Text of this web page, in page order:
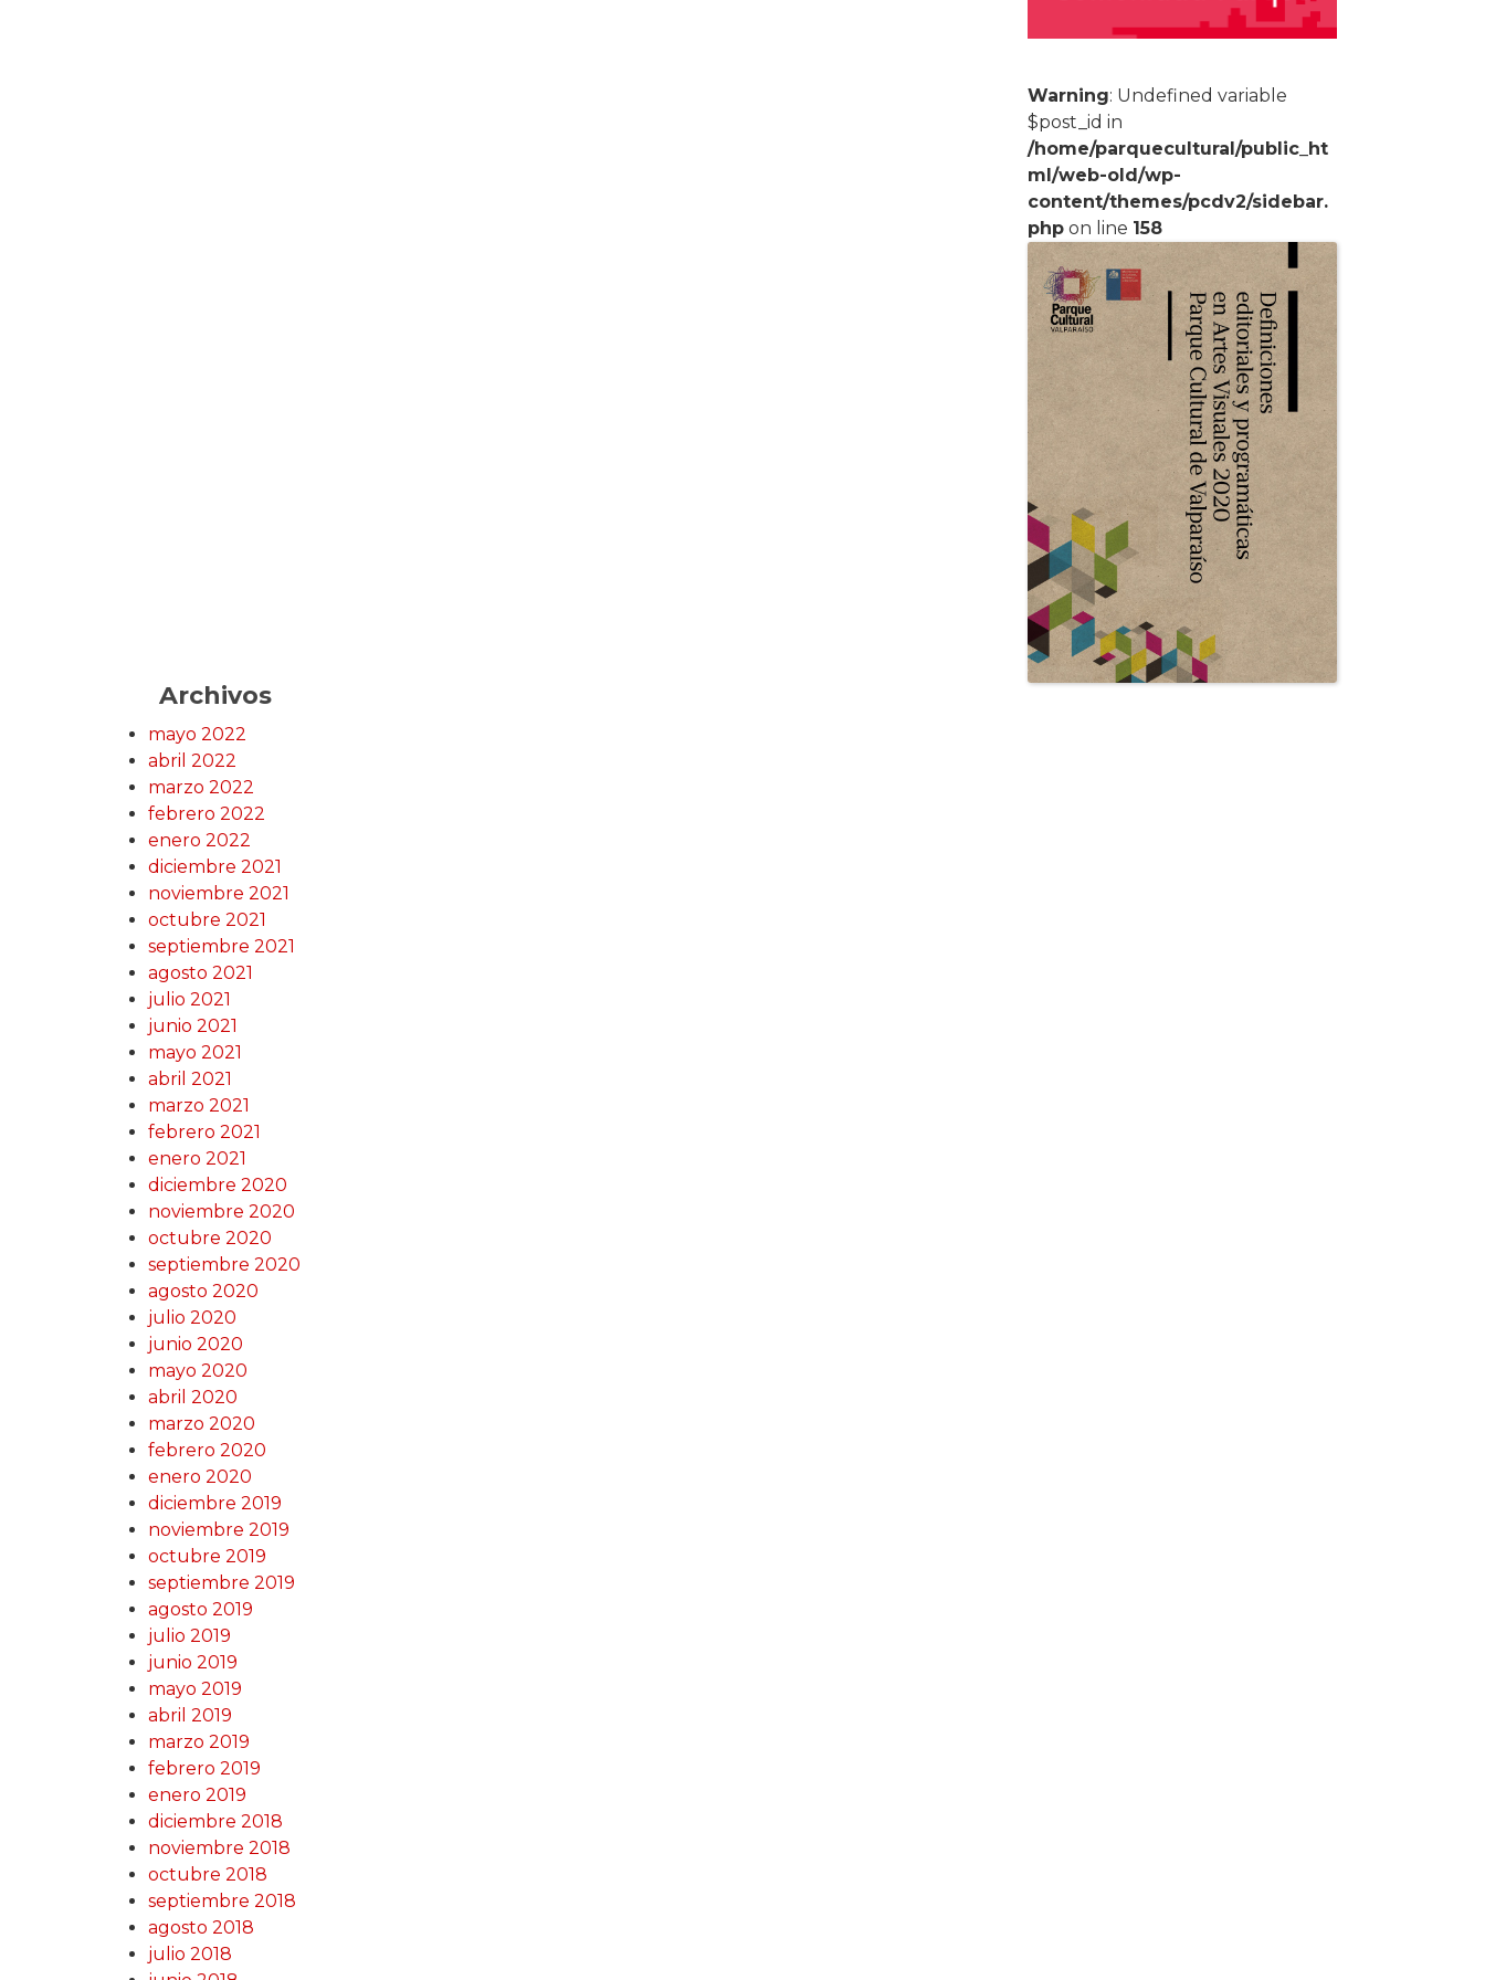
Warning: Undefined variable
$post_id in
/home/parquecultural/public_ht
ml/web-old/wp-
content/themes/pcdv2/sidebar.
php on line 158
Archivos
mayo 2022
abril 2022
marzo 2022
febrero 2022
enero 2022
diciembre 2021
noviembre 2021
octubre 2021
septiembre 2021
agosto 2021
julio 2021
junio 2021
mayo 2021
abril 2021
marzo 2021
febrero 2021
enero 2021
diciembre 2020
noviembre 2020
octubre 2020
septiembre 2020
agosto 2020
julio 2020
junio 2020
mayo 2020
abril 2020
marzo 2020
febrero 2020
enero 2020
diciembre 2019
noviembre 2019
octubre 2019
septiembre 2019
agosto 2019
julio 2019
junio 2019
mayo 2019
abril 2019
marzo 2019
febrero 2019
enero 2019
diciembre 2018
noviembre 2018
octubre 2018
septiembre 2018
agosto 2018
julio 2018